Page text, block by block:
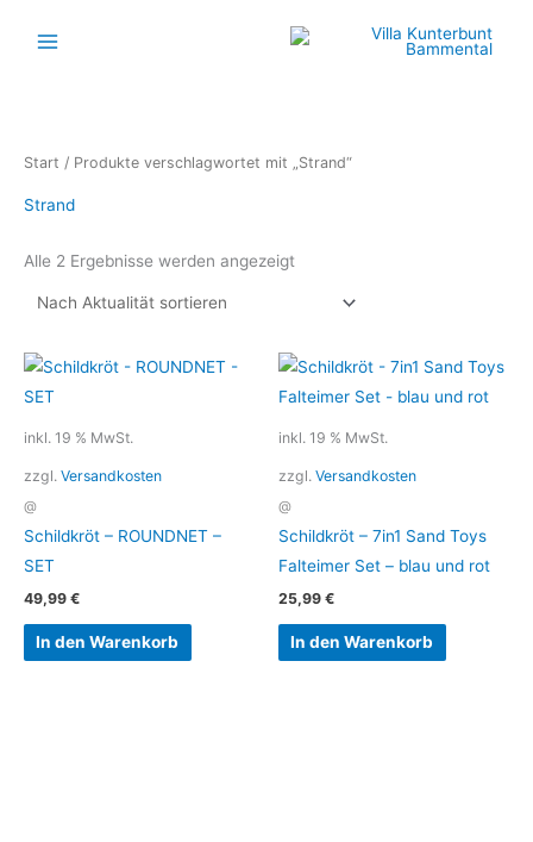
Inhalt
Start / Produkte verschlagwortet mit „Strand“
Strand
Alle 2 Ergebnisse werden angezeigt
Nach
Aktualität
inkl. 19 % MwSt.
zzgl. Versandkosten
@
Schildkröt – ROUNDNET –
SET
49,99 €
In den Warenkorb
inkl. 19 % MwSt.
zzgl. Versandkosten
@
Schildkröt – 7in1 Sand Toys
Falteimer Set – blau und rot
25,99 €
In den Warenkorb